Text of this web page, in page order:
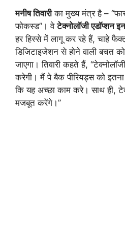
मनीष तिवारीका मुख्य मंत्र है –
फोकस्ड”। वेटेक्नोलॉजी एडॉप्शन
हर हिस्से में लागू कर रहे हैं, चाहे
डिजिटाइजेशन से होने वाली बचत
जाएगा। तिवारी कहते हैं,
करेगी। मैं पे बैक पीरियड्स को इतना
कि यह अच्छा काम करे। साथ ही,
मजबूत करेंगे।”